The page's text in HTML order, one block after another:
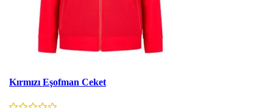
Kırmızı Eşofman Ceket